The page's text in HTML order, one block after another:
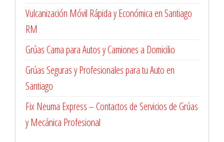
Vulcanización Móvil Rápida y Económica en Santiago
RM
Grúas Cama para Autos y Camiones a Domicilio
Grúas Seguras y Profesionales para tu Auto en
Santiago
Fix Neuma Express – Contactos de Servicios de Grúas
y Mecánica Profesional